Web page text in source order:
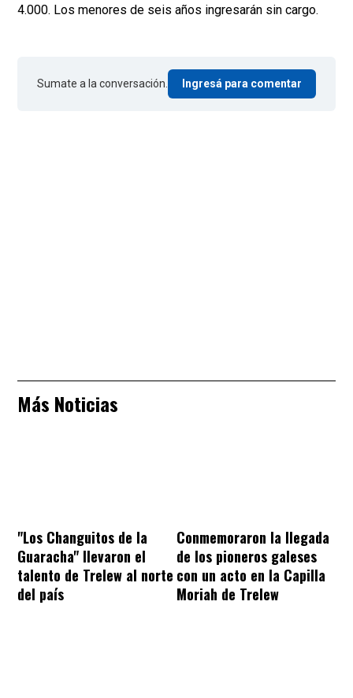
4.000. Los menores de seis años ingresarán sin cargo.
Sumate a la conversación. Ingresá para comentar
Más Noticias
"Los Changuitos de la
Guaracha" llevaron el
talento de Trelew al norte
del país
Conmemoraron la llegada
de los pioneros galeses
con un acto en la Capilla
Moriah de Trelew